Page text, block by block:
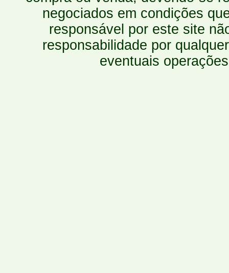
negociados em condições
responsável por este site
responsabilidade por
eventuais